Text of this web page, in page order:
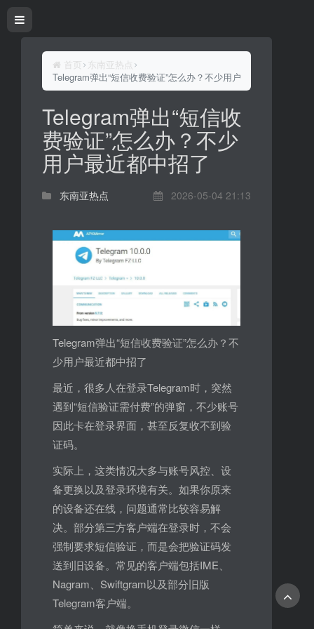
首页
东南亚热点
Telegram弹出“短信收费验证”怎么办？不少用户最近都中招了
Telegram弹出“短信收
费验证”怎么办？不少
用户最近都中招了
东南亚热点 2026-05-04 21:13
Telegram弹出“短信收费验证”怎么办？不
少用户最近都中招了
最近，很多人在登录Telegram时，突然
遇到“短信验证需付费”的弹窗，不少账号
因此卡在登录界面，甚至反复收不到验
证码。
实际上，这类情况大多与账号风控、设
备更换以及登录环境有关。如果你原来
的设备还在线，问题通常比较容易解
决。部分第三方客户端在登录时，不会
强制要求短信验证，而是会把验证码发
送到旧设备。常见的客户端包括IME、
Nagram、Swiftgram以及部分旧版
Telegram客户端。